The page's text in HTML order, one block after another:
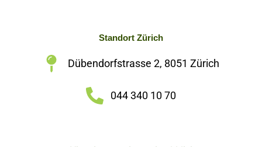
Standort Zürich
Dübendorfstrasse 2, 8051 Zürich
044 340 10 70